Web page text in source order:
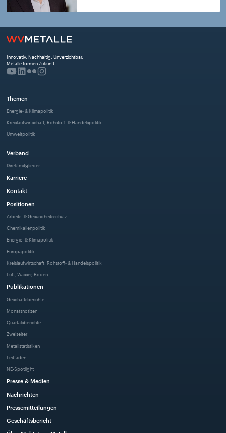
Innovativ. Nachhaltig. Unverzichtbar.
Metalle formen Zukunft.
Themen
Energie- & Klimapolitik
Kreislaufwirtschaft, Rohstoff- & Handelspolitik
Umweltpolitik
Verband
Direktmitglieder
Karriere
Kontakt
Positionen
Arbeits- & Gesundheitsschutz
Chemikalienpolitik
Energie- & Klimapolitik
Europapolitik
Kreislaufwirtschaft, Rohstoff- & Handelspolitik
Luft, Wasser, Boden
Publikationen
Geschäftsberichte
Monatsnotizen
Quartalsberichte
Zweiseiter
Metallstatistiken
Leitfäden
NE-Spotlight
Presse & Medien
Nachrichten
Pressemitteilungen
Geschäftsbericht